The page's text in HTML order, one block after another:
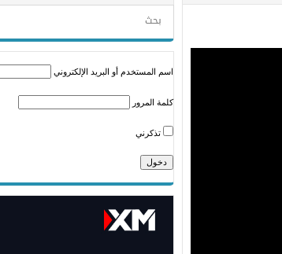
اسم المستخدم أو البريد الإلكتروني
كلمة المرور
تذكرني